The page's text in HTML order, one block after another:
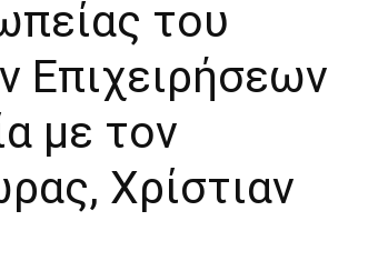
του
Επιχειρήσεων
με τον
Χρίστιαν